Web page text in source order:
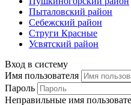
Пыталовский район
Себежский район
Струги Красные
Усвятский район
Вход в систему
Имя пользователя
Пароль
Неправильные имя